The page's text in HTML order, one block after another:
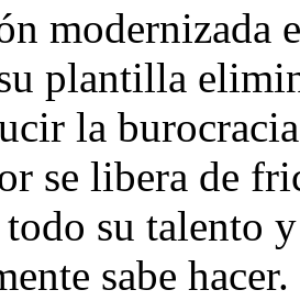
modernizada
plantilla
la
se libera de
su talento
sabe hacer.